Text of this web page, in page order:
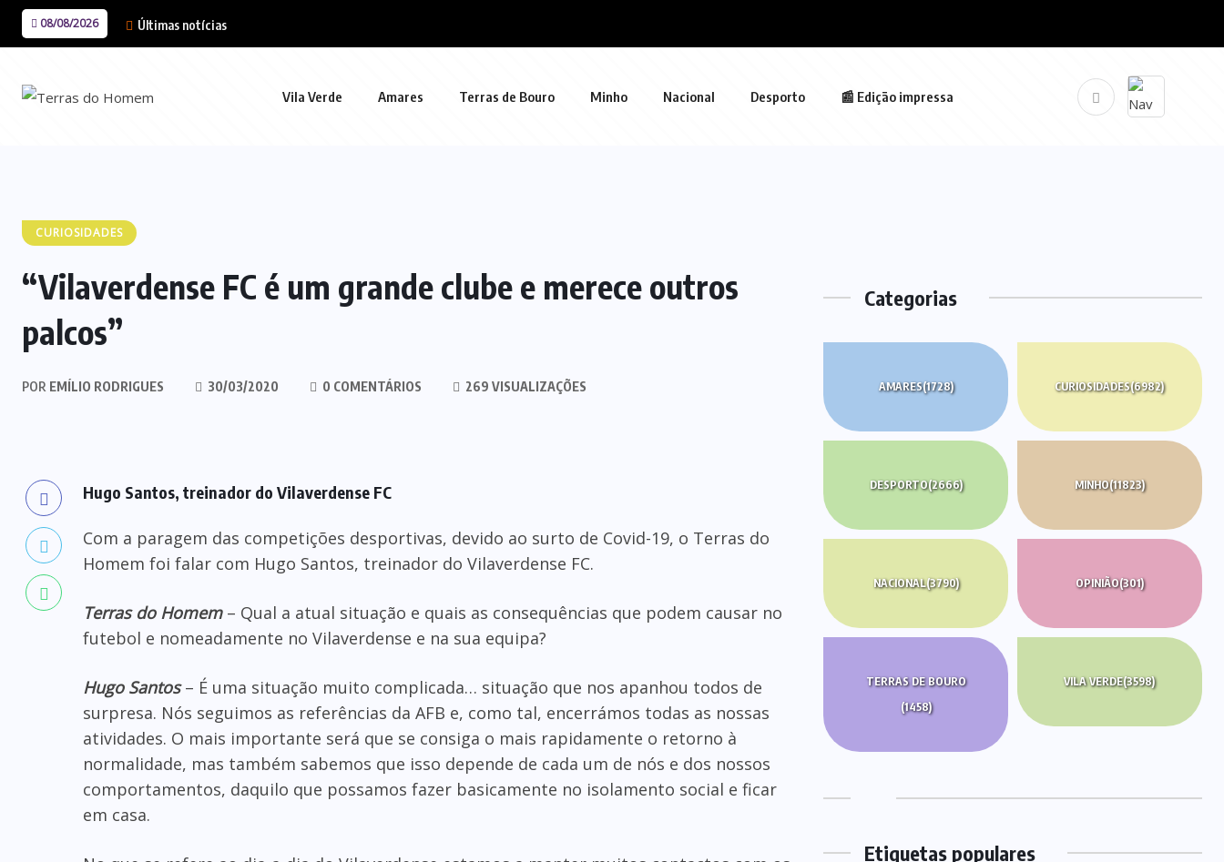
08/08/2026 Últimas notícias
Vila Verde Amares Terras de Bouro Minho Nacional Desporto 📰 Edição impressa
CURIOSIDADES
“Vilaverdense FC é um grande clube e merece outros
palcos”
POR EMÍLIO RODRIGUES 30/03/2020 0 COMENTÁRIOS 269 VISUALIZAÇÕES
Hugo Santos, treinador do Vilaverdense FC
Com a paragem das competições desportivas, devido ao surto de Covid-19, o Terras do
Homem foi falar com Hugo Santos, treinador do Vilaverdense FC.
Terras do Homem– Qual a atual situação e quais as consequências que podem causar no
futebol e nomeadamente no Vilaverdense e na sua equipa?
Hugo Santos– É uma situação muito complicada… situação que nos apanhou todos de
surpresa. Nós seguimos as referências da AFB e, como tal, encerrámos todas as nossas
atividades. O mais importante será que se consiga o mais rapidamente o retorno à
normalidade, mas também sabemos que isso depende de cada um de nós e dos nossos
comportamentos, daquilo que possamos fazer basicamente no isolamento social e ficar
em casa.
Categorias
AMARES(1728) CURIOSIDADES(6982)
DESPORTO(2666) MINHO(11823)
NACIONAL(3790) OPINIÃO(301)
TERRAS DE BOURO
(1458)
VILA VERDE(3598)
Etiquetas populares